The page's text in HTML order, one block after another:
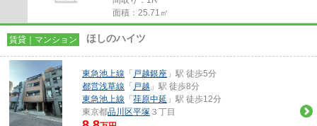
面積：25.71㎡
賃貸｜マンション ほしのハイツ
東急池上線 「 戸越銀座 」駅 徒歩5分
都営浅草線 「 戸越 」駅 徒歩8分
東急池上線 「 荏原中延 」駅 徒歩12分
東京都品川区平塚 ３丁目